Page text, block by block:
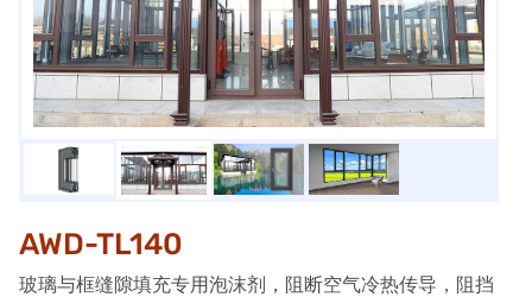
AWD-TL140
玻璃与框缝隙填充专用泡沫剂，阻断空气冷热传导，阻挡